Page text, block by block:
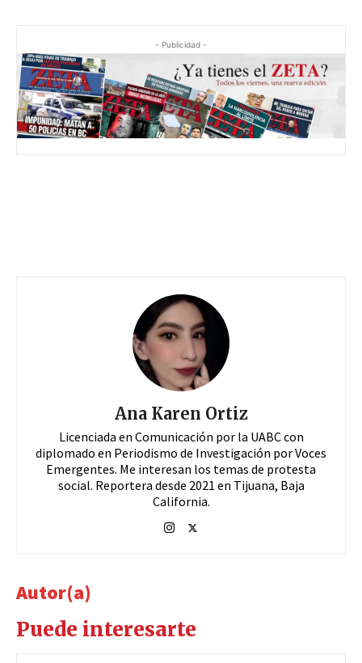
- Publicidad -
Ana Karen Ortiz
Licenciada en Comunicación por la UABC con
diplomado en Periodismo de Investigación por Voces
Emergentes. Me interesan los temas de protesta
social. Reportera desde 2021 en Tijuana, Baja
California.
Autor(a)
Puede interesarte